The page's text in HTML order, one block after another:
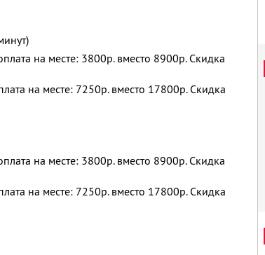
на месте: 3800р. вместо 8900р. Скидка
на месте: 7250р. вместо 17800р. Скидка
на месте: 3800р. вместо 8900р. Скидка
на месте: 7250р. вместо 17800р. Скидка